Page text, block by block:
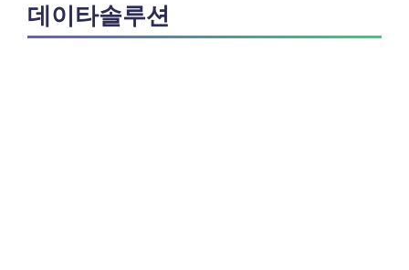
데이타솔루션